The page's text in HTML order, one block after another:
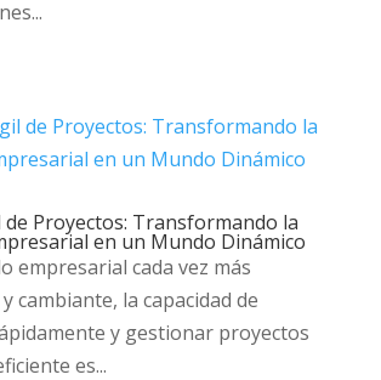
de Proyectos: Transformando la
en un Mundo Dinámico
empresarial cada vez más
cambiante, la capacidad de
y gestionar proyectos
es...